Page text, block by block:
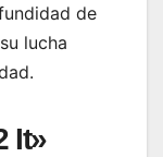
de
lucha
It»